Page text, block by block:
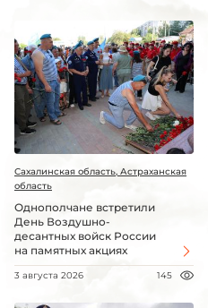
Сахалинская область, Астраханская
область
Однополчане встретили
День Воздушно-
десантных войск России
на памятных акциях
3 августа 2026 145